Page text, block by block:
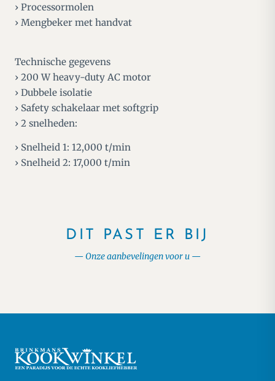
› Processormolen
› Mengbeker met handvat
Technische gegevens
› 200 W heavy-duty AC motor
› Dubbele isolatie
› Safety schakelaar met softgrip
› 2 snelheden:
› Snelheid 1: 12,000 t/min
› Snelheid 2: 17,000 t/min
DIT PAST ER BIJ
Onze aanbevelingen voor u